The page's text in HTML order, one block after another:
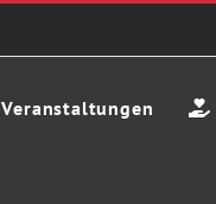
Veranstaltungen